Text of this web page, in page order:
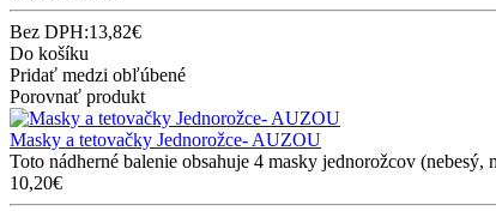
Bez DPH:13,82€
Do košíku
Pridať medzi obľúbené
Porovnať produkt
Masky a tetovačky Jednorožce- AUZOU
Toto nádherné balenie obsahuje 4 masky jednorožcov
10,20€